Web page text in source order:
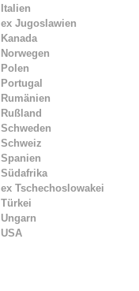
Italien
ex Jugoslawien
Kanada
Norwegen
Polen
Portugal
Rumänien
Rußland
Schweden
Schweiz
Spanien
Südafrika
ex Tschechoslowakei
Türkei
Ungarn
USA